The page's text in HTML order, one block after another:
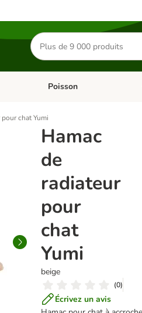
Rechercher
des
produits
Chat Dérouler les catégories:
Poisson
chat Yumi
Hamac
de
radiateur
pour
chat
Yumi
beige
(0)
Écrivez un avis